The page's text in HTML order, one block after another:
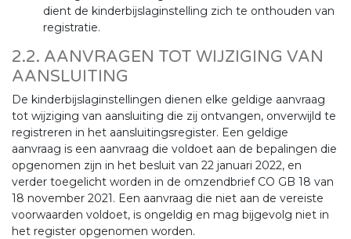
dient de kinderbijslaginstelling zich te onthouden van
registratie.
2.2. AANVRAGEN TOT WIJZIGING VAN
AANSLUITING
De kinderbijslaginstellingen dienen elke geldige aanvraag
tot wijziging van aansluiting die zij ontvangen, onverwijld te
registreren in het aansluitingsregister. Een geldige
aanvraag is een aanvraag die voldoet aan de bepalingen die
opgenomen zijn in het besluit van 22 januari 2022, en
verder toegelicht worden in de omzendbrief CO GB 18 van
18 november 2021. Een aanvraag die niet aan de vereiste
voorwaarden voldoet, is ongeldig en mag bijgevolg niet in
het register opgenomen worden.